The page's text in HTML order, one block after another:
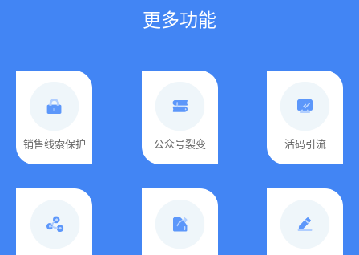
更多功能
销售线索保护 公众号裂变 活码引流